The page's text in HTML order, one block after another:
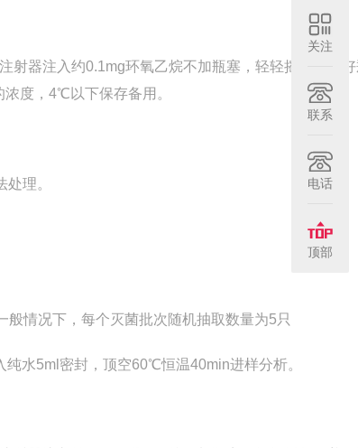
射器注入约0.1mg环氧乙烷不加瓶塞，轻轻摇匀，盖
度，4℃以下保存备用。
理。
情况下，每个灭菌批次随机抽取数量为5只
水5ml密封，顶空60℃恒温40min进样分析。
关注
联系
电话
顶部